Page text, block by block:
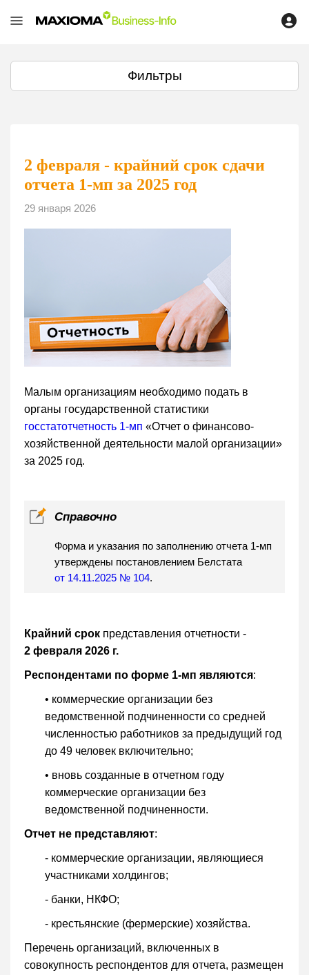
Фильтры
2 февраля - крайний срок сдачи
отчета 1-мп за 2025 год
29 января 2026
Малым организациям необходимо подать в
органы государственной статистики
госстатотчетность 1-мп «Отчет о финансово-
хозяйственной деятельности малой организации»
за 2025 год.
Справочно
Форма и указания по заполнению отчета 1-мп
утверждены постановлением Белстата
от 14.11.2025 № 104.
Крайний срок представления отчетности -
2 февраля 2026 г.
Респондентами по форме 1-мп являются:
• коммерческие организации без
ведомственной подчиненности со средней
численностью работников за предыдущий год
до 49 человек включительно;
• вновь созданные в отчетном году
коммерческие организации без
ведомственной подчиненности.
Отчет не представляют:
- коммерческие организации, являющиеся
участниками холдингов;
- банки, НКФО;
- крестьянские (фермерские) хозяйства.
Перечень организаций, включенных в
совокупность респондентов для отчета, размещен